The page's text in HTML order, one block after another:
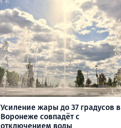
Усиление жары до 37 градусов в
Воронеже совпадёт с
отключением воды